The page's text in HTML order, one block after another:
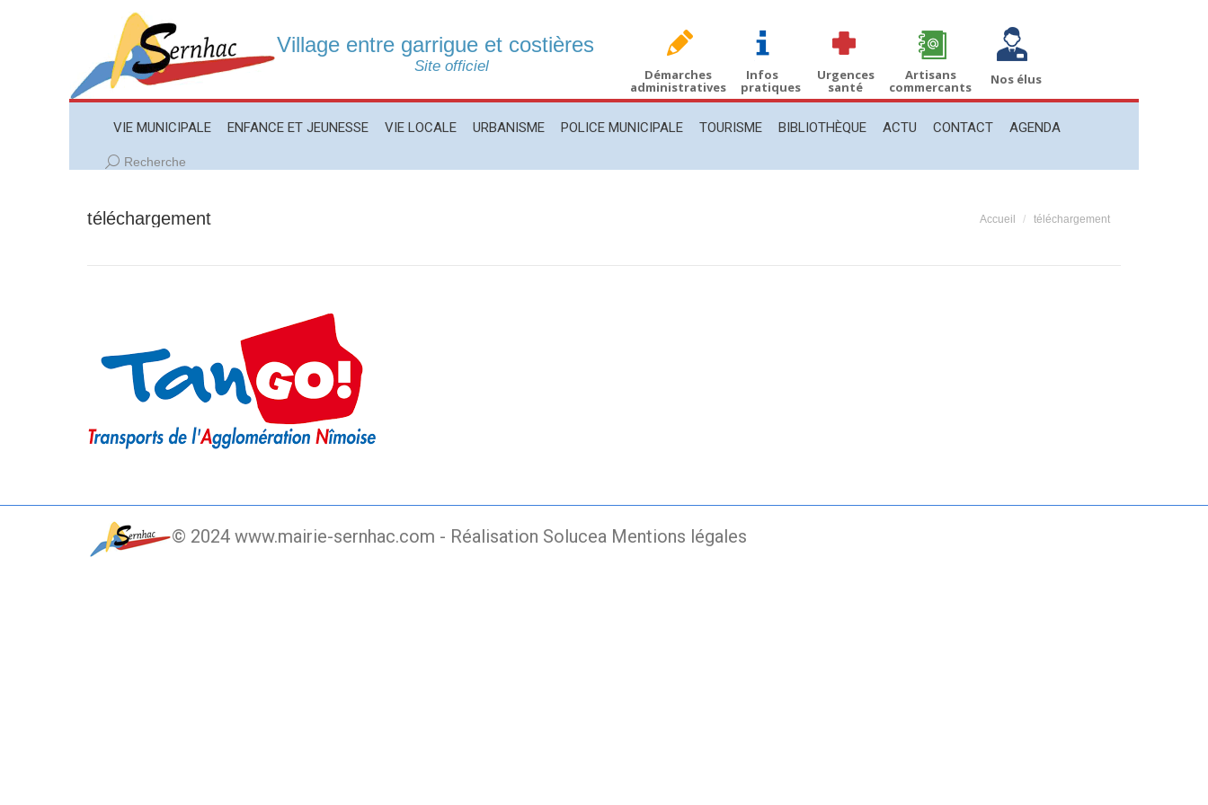
Village entre garrigue et costières
Site officiel Démarches
administratives
Infos
pratiques
Urgences
santé
Artisans
commercants Nos élus
VIE MUNICIPALE ENFANCE ET JEUNESSE VIE LOCALE URBANISME POLICE MUNICIPALE TOURISME BIBLIOTHÈQUE ACTU CONTACT AGENDA
Recherche
Recherche
téléchargement Vous êtes ici :
Accueil téléchargement
© 2024 www.mairie-sernhac.com - Réalisation Solucea Mentions légales
VIE MUNICIPALE ENFANCE ET JEUNESSE VIE LOCALE URBANISME POLICE MUNICIPALE TOURISME BIBLIOTHÈQUE CONTACT AGENDA